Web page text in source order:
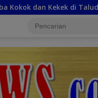
Beri Kepastian